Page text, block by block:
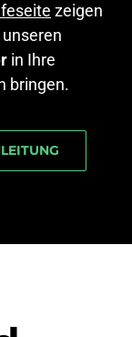
zeigen
in Ihre
bringen.